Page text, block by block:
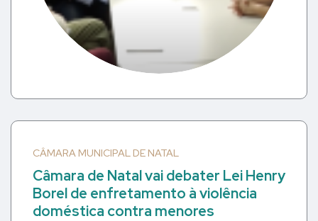
CÂMARA MUNICIPAL DE NATAL
Câmara de Natal vai debater Lei Henry
Borel de enfretamento à violência
doméstica contra menores